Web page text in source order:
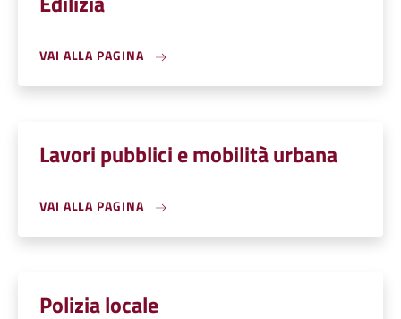
VAI ALLA PAGINA
Lavori pubblici e mobilità urbana
VAI ALLA PAGINA
Polizia locale